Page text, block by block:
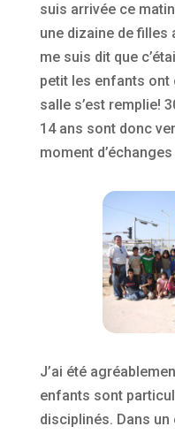
suis arrivée ce
une dizaine de filles
me suis dit que
petit les enfants ont
salle s’est remplie!
14 ans sont donc
moment
J’ai été
enfants sont
disciplinés. Dans